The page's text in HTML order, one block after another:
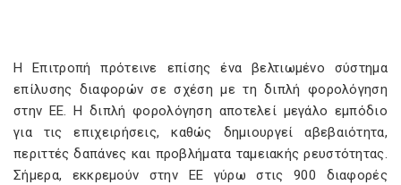
Η Επιτροπή πρότεινε επίσης ένα βελτιωμένο σύστημα
επίλυσης διαφορών σε σχέση με τη διπλή φορολόγηση
στην ΕΕ. Η διπλή φορολόγηση αποτελεί μεγάλο εμπόδιο
για τις επιχειρήσεις, καθώς δημιουργεί αβεβαιότητα,
περιττές δαπάνες και προβλήματα ταμειακής ρευστότητας.
Σήμερα, εκκρεμούν στην ΕΕ γύρω στις 900 διαφορές